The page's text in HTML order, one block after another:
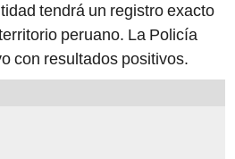
tendrá un registro exacto
peruano. La Policía
con resultados positivos.